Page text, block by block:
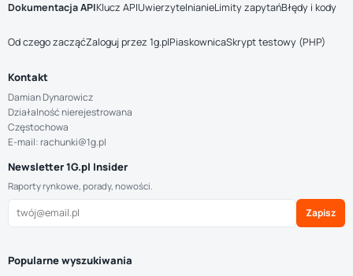
Dokumentacja APIKlucz APIUwierzytelnianieLimity zapytańBłędy i kody
Od czego zacząćZaloguj przez 1g.plPiaskownicaSkrypt testowy (PHP)
Kontakt
Damian Dynarowicz
Działalność nierejestrowana
Częstochowa
E-mail: rachunki@1g.pl
Newsletter 1G.pl Insider
Raporty rynkowe, porady, nowości.
Zapisz
Popularne wyszukiwania